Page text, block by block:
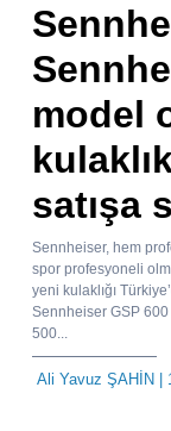
model
satışa
Sennheiser, hem
spor profesyoneli
yeni kulaklığı
Sennheiser GSP 600
500...
Ali Yavuz ŞAHİN |